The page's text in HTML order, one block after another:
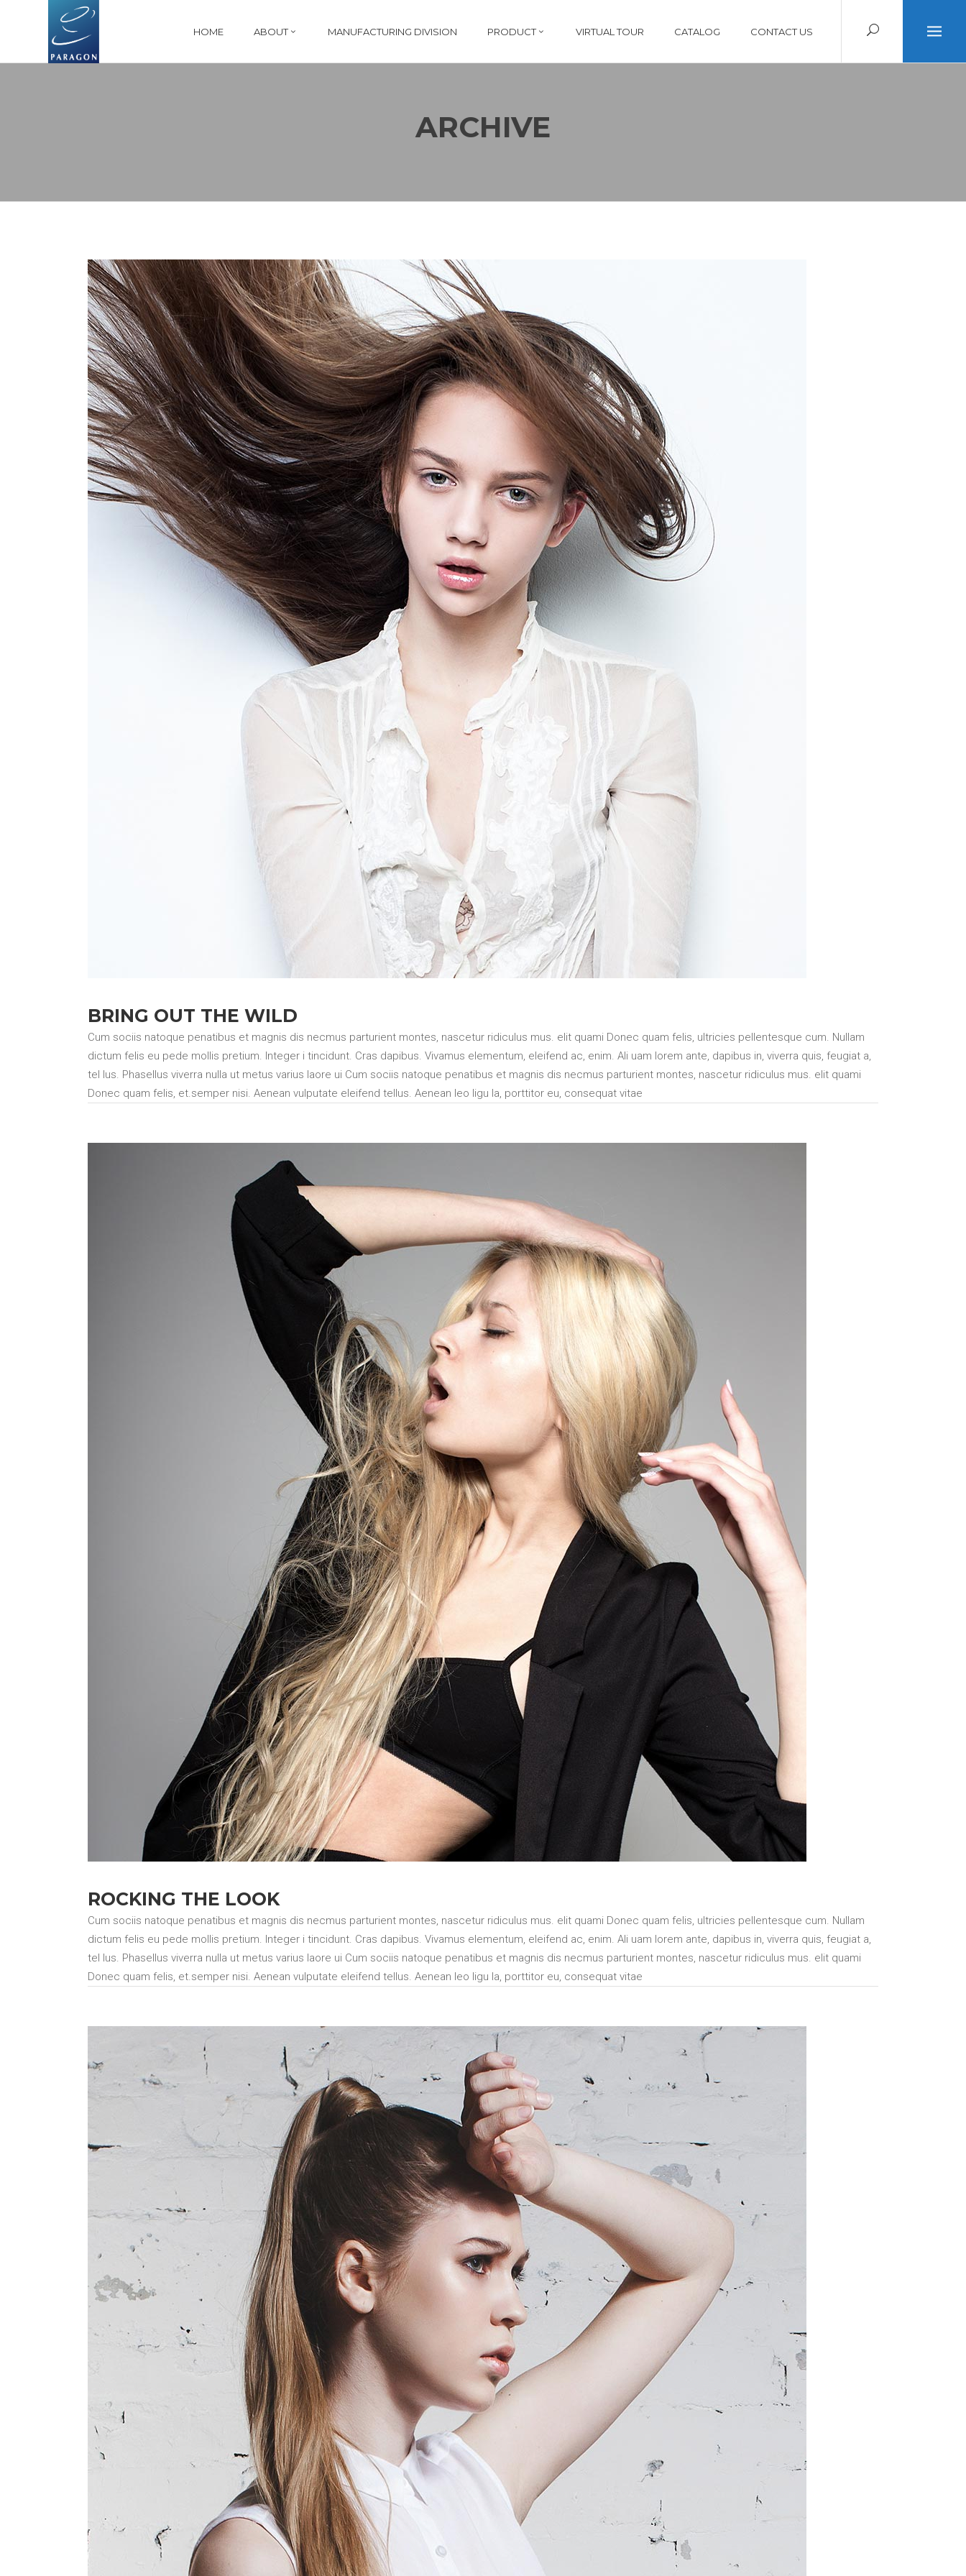
HOME ABOUT MANUFACTURING DIVISION PRODUCT VIRTUAL TOUR CATALOG CONTACT US
ARCHIVE
BRING OUT THE WILD
Cum sociis natoque penatibus et magnis dis necmus parturient montes, nascetur ridiculus mus. elit quami Donec quam felis, ultricies pellentesque cum. Nullam
dictum felis eu pede mollis pretium. Integer i tincidunt. Cras dapibus. Vivamus elementum, eleifend ac, enim. Ali uam lorem ante, dapibus in, viverra quis, feugiat a,
tel lus. Phasellus viverra nulla ut metus varius laore ui Cum sociis natoque penatibus et magnis dis necmus parturient montes, nascetur ridiculus mus. elit quami
Donec quam felis, et.semper nisi. Aenean vulputate eleifend tellus. Aenean leo ligu la, porttitor eu, consequat vitae
ROCKING THE LOOK
Cum sociis natoque penatibus et magnis dis necmus parturient montes, nascetur ridiculus mus. elit quami Donec quam felis, ultricies pellentesque cum. Nullam
dictum felis eu pede mollis pretium. Integer i tincidunt. Cras dapibus. Vivamus elementum, eleifend ac, enim. Ali uam lorem ante, dapibus in, viverra quis, feugiat a,
tel lus. Phasellus viverra nulla ut metus varius laore ui Cum sociis natoque penatibus et magnis dis necmus parturient montes, nascetur ridiculus mus. elit quami
Donec quam felis, et.semper nisi. Aenean vulputate eleifend tellus. Aenean leo ligu la, porttitor eu, consequat vitae